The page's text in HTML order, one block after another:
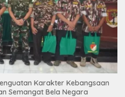
Karakter Kebangsaan
Semangat Bela Negara